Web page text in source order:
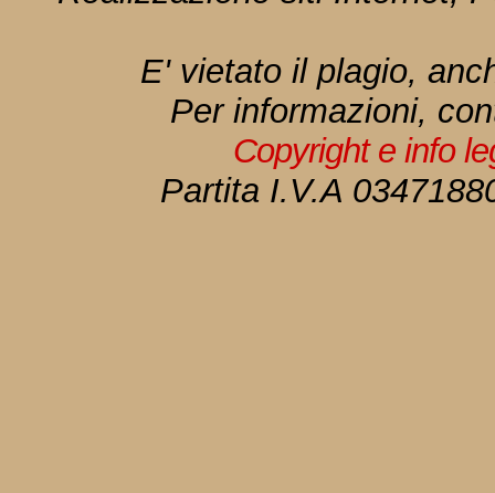
E' vietato il plagio,
Per informazioni,
Copyright e info
Partita I.V.A